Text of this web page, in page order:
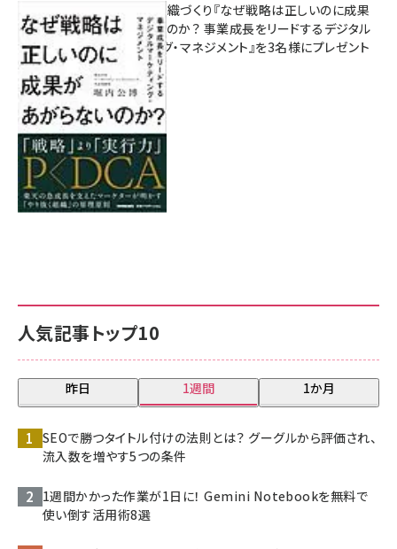
人気記事トップ10
昨日 1週間 1か月
SEOで勝つタイトル付けの法則とは？ グーグルから評価され、
流入数を増やす5つの条件
1週間かかった作業が1日に！ Gemini Notebookを無料で
使い倒す活用術8選
成果を生む組織づくり『なぜ戦略は正しいのに成果
があがらないのか？ 事業成長をリードするデジタル
マーケティング・マネジメント』を3名様にプレゼント
8月7日 10:00